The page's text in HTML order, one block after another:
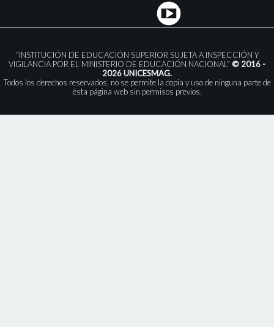
“INSTITUCIÓN DE EDUCACIÓN SUPERIOR SUJETA A INSPECCIÓN Y
VIGILANCIA POR EL MINISTERIO DE EDUCACIÓN NACIONAL” © 2016 -
2026 UNICESMAG.
Todos los derechos reservados, no se permite la copia y uso de ninguna parte de
ésta página web sin permisos previos.